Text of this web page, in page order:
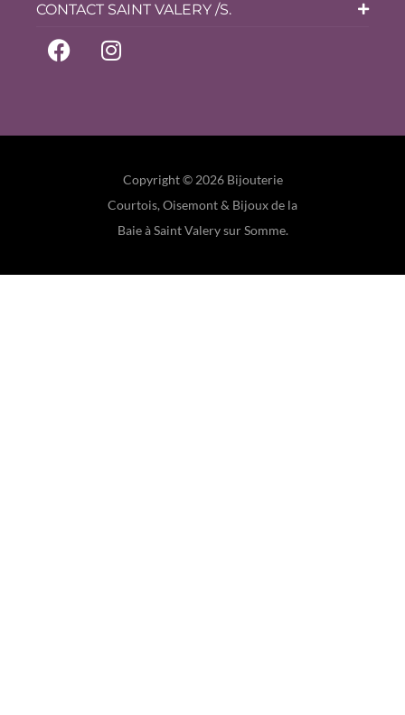
CONTACT SAINT VALERY /S.
Copyright © 2026 Bijouterie
Courtois, Oisemont & Bijoux de la
Baie à Saint Valery sur Somme.